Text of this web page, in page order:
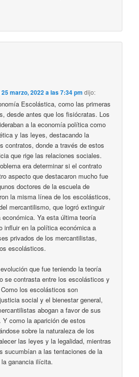
25 marzo, 2022 a las 7:34 pm dijo:
Escolástica, como las primeras
desde antes que los fisiócratas. Los
a la economía política como
y las leyes, destacando la
contratos, donde a través de estos
que rige las relaciones sociales.
era determinar si el contrato
aspecto que destacaron mucho fue
doctores de la escuela de
la misma línea de los escolásticos,
mercantilismo, que logró extinguir
Ya esta última teoría
influir en la política económica a
privados de los mercantilistas,
escolásticos.
que fue teniendo la teoría
se contrasta entre los escolásticos y
los escolásticos son
social y el bienestar general,
abogan a favor de sus
Y como la aparición de estos
sobre la naturaleza de los
las leyes y la legalidad, mientras
sucumbían a las tentaciones de la
ganancia ilícita.